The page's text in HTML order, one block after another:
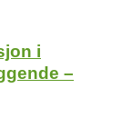
i
–